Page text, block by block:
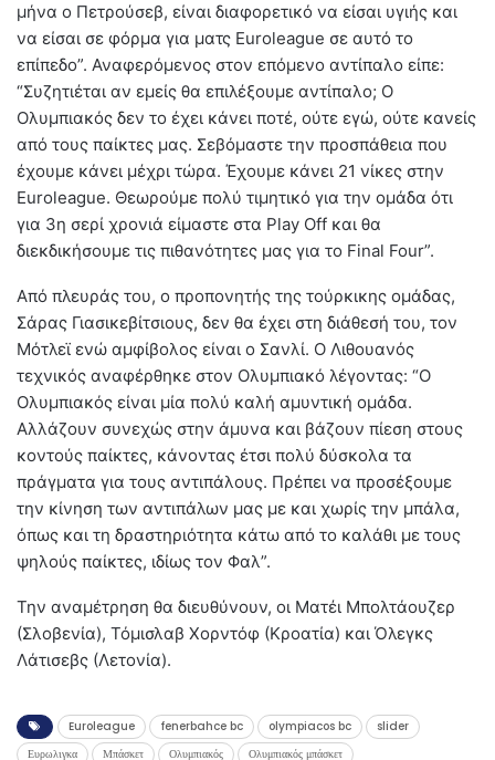
μήνα ο Πετρούσεβ, είναι διαφορετικό να είσαι υγιής και
να είσαι σε φόρμα για ματς Euroleague σε αυτό το
επίπεδο”. Αναφερόμενος στον επόμενο αντίπαλο είπε:
“Συζητιέται αν εμείς θα επιλέξουμε αντίπαλο; Ο
Ολυμπιακός δεν το έχει κάνει ποτέ, ούτε εγώ, ούτε κανείς
από τους παίκτες μας. Σεβόμαστε την προσπάθεια που
έχουμε κάνει μέχρι τώρα. Έχουμε κάνει 21 νίκες στην
Euroleague. Θεωρούμε πολύ τιμητικό για την ομάδα ότι
για 3η σερί χρονιά είμαστε στα Play Off και θα
διεκδικήσουμε τις πιθανότητες μας για το Final Four”.
Από πλευράς του, ο προπονητής της τούρκικης ομάδας,
Σάρας Γιασικεβίτσιους, δεν θα έχει στη διάθεσή του, τον
Μότλεϊ ενώ αμφίβολος είναι ο Σανλί. Ο Λιθουανός
τεχνικός αναφέρθηκε στον Ολυμπιακό λέγοντας: “Ο
Ολυμπιακός είναι μία πολύ καλή αμυντική ομάδα.
Αλλάζουν συνεχώς στην άμυνα και βάζουν πίεση στους
κοντούς παίκτες, κάνοντας έτσι πολύ δύσκολα τα
πράγματα για τους αντιπάλους. Πρέπει να προσέξουμε
την κίνηση των αντιπάλων μας με και χωρίς την μπάλα,
όπως και τη δραστηριότητα κάτω από το καλάθι με τους
ψηλούς παίκτες, ιδίως τον Φαλ”.
Την αναμέτρηση θα διευθύνουν, οι Ματέι Μπολτάουζερ
(Σλοβενία), Τόμισλαβ Χορντόφ (Κροατία) και Όλεγκς
Λάτισεβς (Λετονία).
Euroleague fenerbahce bc olympiacos bc
slider
Ευρωλιγκα
Μπάσκετ Ολυμπιακός Ολυμπιακός μπάσκετ